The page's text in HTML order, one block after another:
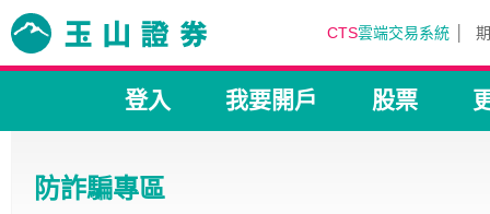
CTS雲端交易系統
登入 我要開戶 股票
防詐騙專區